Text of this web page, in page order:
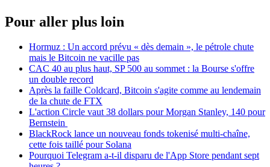
Pour aller plus loin
Hormuz : Un accord prévu « dès demain », le pétrole chute
mais le Bitcoin ne vacille pas
CAC 40 au plus haut, SP 500 au sommet : la Bourse s'offre
un double record
Après la faille Coldcard, Bitcoin s'agite comme au lendemain
de la chute de FTX
L'action Circle vaut 38 dollars pour Morgan Stanley, 140 pour
Bernstein
BlackRock lance un nouveau fonds tokenisé multi-chaîne,
cette fois taillé pour Solana
Pourquoi Telegram a-t-il disparu de l'App Store pendant sept